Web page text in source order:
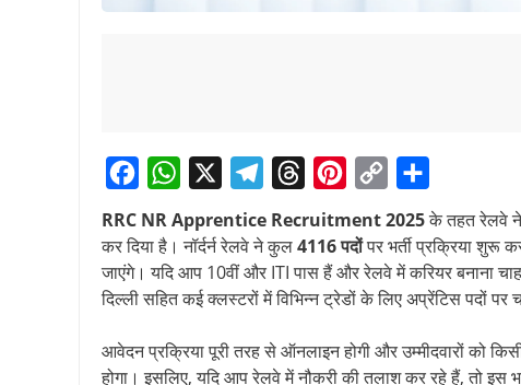
a
c
e
o
h
a
t
A
e
l
e
r
h
r
e
d
i
n
t
r
o
p
y
L
i
h
a
r
RRC NR Apprentice Recruitment 2025के तहत रेलवे ने
कर दिया है। नॉर्दर्न रेलवे ने कुल4116 पदोंपर भर्ती प्रक्रिया शुरू
जाएंगे। यदि आप 10वीं और ITI पास हैं और रेलवे में करियर बनाना
दिल्ली सहित कई क्लस्टरों में विभिन्न ट्रेडों के लिए अप्रेंटिस पदों पर
आवेदन प्रक्रिया पूरी तरह से ऑनलाइन होगी और उम्मीदवारों को
होगा। इसलिए, यदि आप रेलवे में नौकरी की तलाश कर रहे हैं, तो